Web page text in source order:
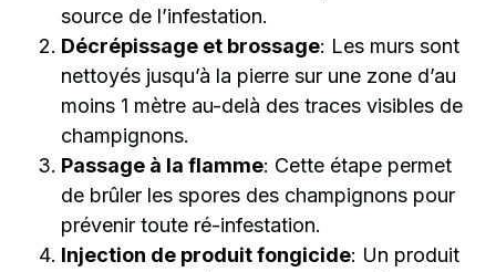
source de l’infestation.
Décrépissage et brossage: Les murs sont
nettoyés jusqu’à la pierre sur une zone d’au
moins 1 mètre au-delà des traces visibles de
champignons.
Passage à la flamme: Cette étape permet
de brûler les spores des champignons pour
prévenir toute ré-infestation.
Injection de produit fongicide: Un produit